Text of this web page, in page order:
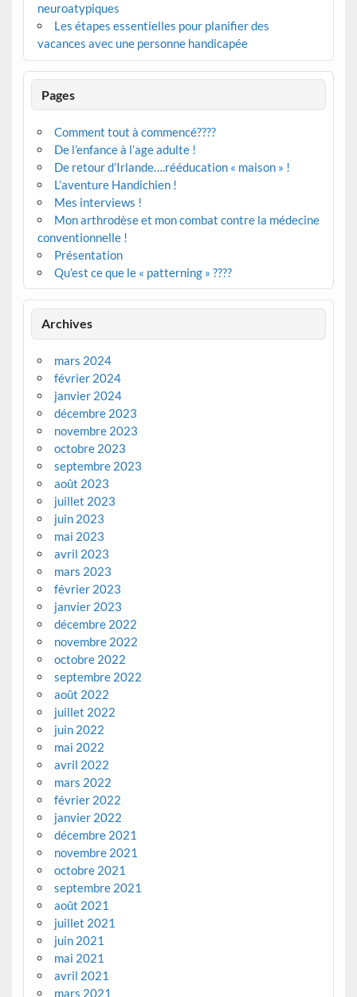
neuroatypiques
Les étapes essentielles pour planifier des
vacances avec une personne handicapée
Pages
Comment tout à commencé????
De l’enfance à l’age adulte !
De retour d’Irlande….rééducation « maison » !
L’aventure Handichien !
Mes interviews !
Mon arthrodèse et mon combat contre la médecine
conventionnelle !
Présentation
Qu’est ce que le « patterning » ????
Archives
mars 2024
février 2024
janvier 2024
décembre 2023
novembre 2023
octobre 2023
septembre 2023
août 2023
juillet 2023
juin 2023
mai 2023
avril 2023
mars 2023
février 2023
janvier 2023
décembre 2022
novembre 2022
octobre 2022
septembre 2022
août 2022
juillet 2022
juin 2022
mai 2022
avril 2022
mars 2022
février 2022
janvier 2022
décembre 2021
novembre 2021
octobre 2021
septembre 2021
août 2021
juillet 2021
juin 2021
mai 2021
avril 2021
mars 2021